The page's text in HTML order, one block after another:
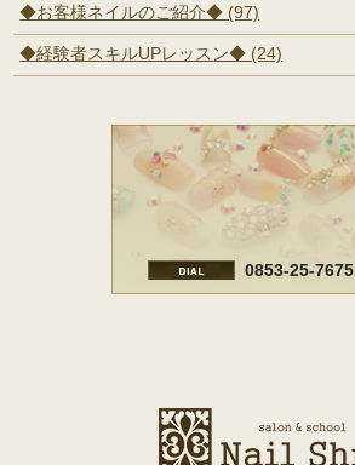
◆お客様ネイルのご紹介◆ (97)
◆経験者スキルUPレッスン◆ (24)
0853-25-7675